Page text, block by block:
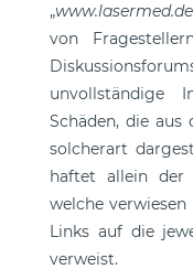
„www.lasermed.de
von
unvollständige
Schäden, die
solcherart
haftet allein der
welche
Links auf die
verweist.